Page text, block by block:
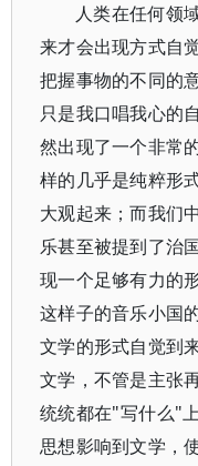
人类在任何领
来才会出现方式自
把握事物的不同的
只是我口唱我心的
然出现了一个非常
样的几乎是纯粹形
大观起来；而我们
乐甚至被提到了治
现一个足够有力的
这样子的音乐小国
文学的形式自觉到
文学，不管是主张
统统都在"写什么"
思想影响到文学，